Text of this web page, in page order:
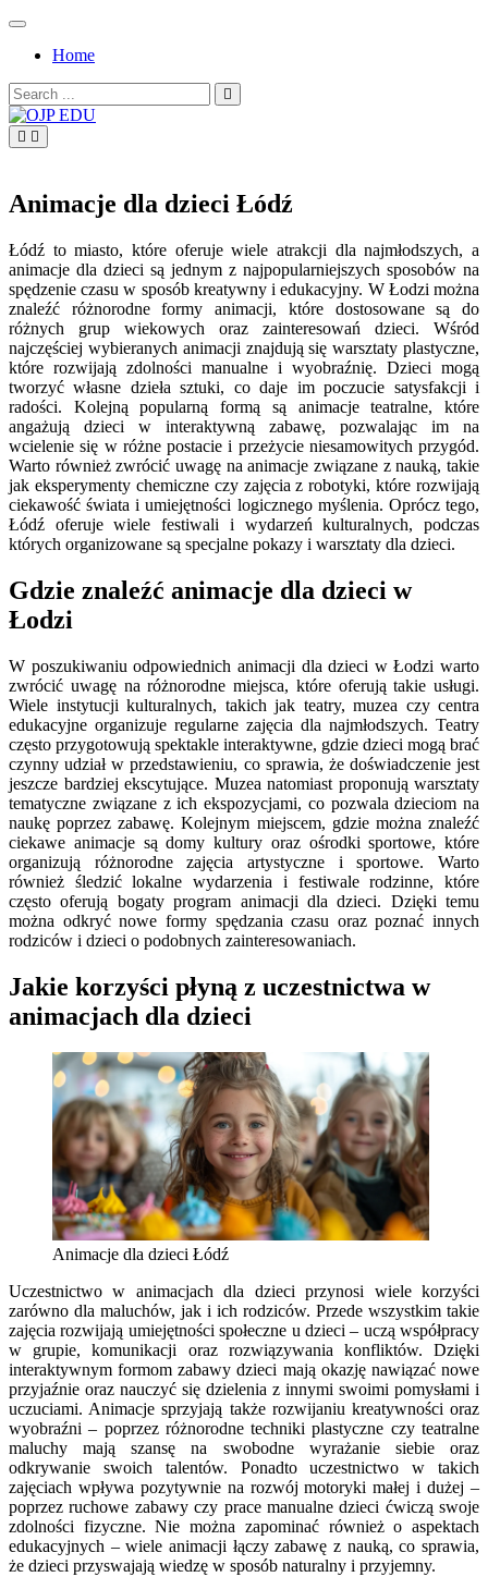
Skip
contentHome
Search
for:
Animacje dla dzieci Łódź
Łódź to miasto, które oferuje wiele atrakcji dla najmłodszych, a
animacje dla dzieci są jednym z najpopularniejszych sposobów na
spędzenie czasu w sposób kreatywny i edukacyjny. W Łodzi można
znaleźć różnorodne formy animacji, które dostosowane są do
różnych grup wiekowych oraz zainteresowań dzieci. Wśród
najczęściej wybieranych animacji znajdują się warsztaty plastyczne,
które rozwijają zdolności manualne i wyobraźnię. Dzieci mogą
tworzyć własne dzieła sztuki, co daje im poczucie satysfakcji i
radości. Kolejną popularną formą są animacje teatralne, które
angażują dzieci w interaktywną zabawę, pozwalając im na
wcielenie się w różne postacie i przeżycie niesamowitych przygód.
Warto również zwrócić uwagę na animacje związane z nauką, takie
jak eksperymenty chemiczne czy zajęcia z robotyki, które rozwijają
ciekawość świata i umiejętności logicznego myślenia. Oprócz tego,
Łódź oferuje wiele festiwali i wydarzeń kulturalnych, podczas
których organizowane są specjalne pokazy i warsztaty dla dzieci.
Gdzie znaleźć animacje dla dzieci w
Łodzi
W poszukiwaniu odpowiednich animacji dla dzieci w Łodzi warto
zwrócić uwagę na różnorodne miejsca, które oferują takie usługi.
Wiele instytucji kulturalnych, takich jak teatry, muzea czy centra
edukacyjne organizuje regularne zajęcia dla najmłodszych. Teatry
często przygotowują spektakle interaktywne, gdzie dzieci mogą brać
czynny udział w przedstawieniu, co sprawia, że doświadczenie jest
jeszcze bardziej ekscytujące. Muzea natomiast proponują warsztaty
tematyczne związane z ich ekspozycjami, co pozwala dzieciom na
naukę poprzez zabawę. Kolejnym miejscem, gdzie można znaleźć
ciekawe animacje są domy kultury oraz ośrodki sportowe, które
organizują różnorodne zajęcia artystyczne i sportowe. Warto
również śledzić lokalne wydarzenia i festiwale rodzinne, które
często oferują bogaty program animacji dla dzieci. Dzięki temu
można odkryć nowe formy spędzania czasu oraz poznać innych
rodziców i dzieci o podobnych zainteresowaniach.
Jakie korzyści płyną z uczestnictwa w
animacjach dla dzieci
Animacje dla dzieci Łódź
Uczestnictwo w animacjach dla dzieci przynosi wiele korzyści
zarówno dla maluchów, jak i ich rodziców. Przede wszystkim takie
zajęcia rozwijają umiejętności społeczne u dzieci – uczą współpracy
w grupie, komunikacji oraz rozwiązywania konfliktów. Dzięki
interaktywnym formom zabawy dzieci mają okazję nawiązać nowe
przyjaźnie oraz nauczyć się dzielenia z innymi swoimi pomysłami i
uczuciami. Animacje sprzyjają także rozwijaniu kreatywności oraz
wyobraźni – poprzez różnorodne techniki plastyczne czy teatralne
maluchy mają szansę na swobodne wyrażanie siebie oraz
odkrywanie swoich talentów. Ponadto uczestnictwo w takich
zajęciach wpływa pozytywnie na rozwój motoryki małej i dużej –
poprzez ruchowe zabawy czy prace manualne dzieci ćwiczą swoje
zdolności fizyczne. Nie można zapominać również o aspektach
edukacyjnych – wiele animacji łączy zabawę z nauką, co sprawia,
że dzieci przyswajają wiedzę w sposób naturalny i przyjemny.